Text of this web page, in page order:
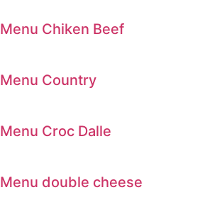
Menu Chiken Beef
Menu Country
Menu Croc Dalle
Menu double cheese